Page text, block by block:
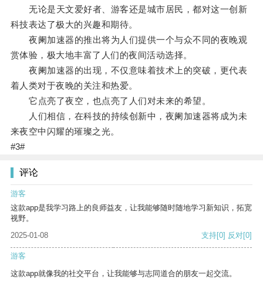
无论是天文爱好者、游客还是城市居民，都对这一创新
科技表达了极大的兴趣和期待。
夜阑加速器的推出将为人们提供一个与众不同的夜晚观
赏体验，极大地丰富了人们的夜间活动选择。
夜阑加速器的出现，不仅意味着技术上的突破，更代表
着人类对于夜晚的关注和热爱。
它点亮了夜空，也点亮了人们对未来的希望。
人们相信，在科技的持续创新中，夜阑加速器将成为未
来夜空中闪耀的璀璨之光。
#3#
评论
游客
这款app是我学习路上的良师益友，让我能够随时随地学习新知识，拓宽
视野。
2025-01-08
支持[0] 反对[0]
游客
这款app就像我的社交平台，让我能够与志同道合的朋友一起交流。